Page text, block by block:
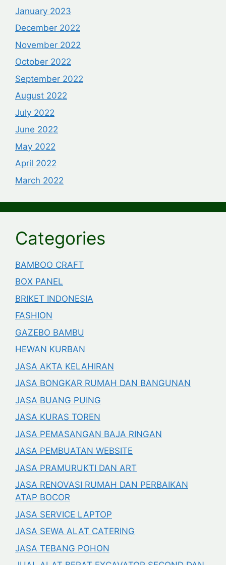
January 2023
December 2022
November 2022
October 2022
September 2022
August 2022
July 2022
June 2022
May 2022
April 2022
March 2022
Categories
BAMBOO CRAFT
BOX PANEL
BRIKET INDONESIA
FASHION
GAZEBO BAMBU
HEWAN KURBAN
JASA AKTA KELAHIRAN
JASA BONGKAR RUMAH DAN BANGUNAN
JASA BUANG PUING
JASA KURAS TOREN
JASA PEMASANGAN BAJA RINGAN
JASA PEMBUATAN WEBSITE
JASA PRAMURUKTI DAN ART
JASA RENOVASI RUMAH DAN PERBAIKAN
ATAP BOCOR
JASA SERVICE LAPTOP
JASA SEWA ALAT CATERING
JASA TEBANG POHON